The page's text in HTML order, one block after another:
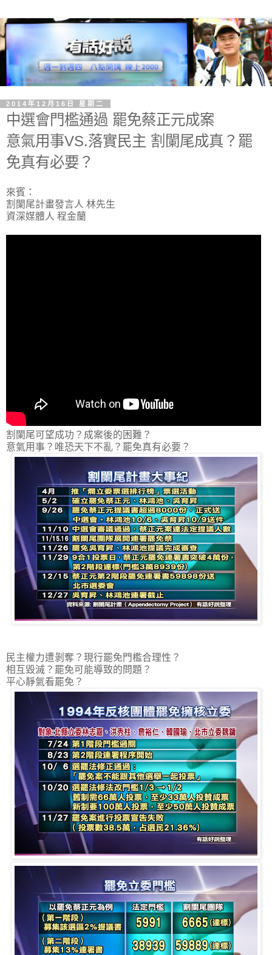
2014年12月16日 星期二
中選會門檻通過 罷免蔡正元成案
意氣用事VS.落實民主 割闌尾成真？罷
免真有必要？
來賓：
割闌尾計畫發言人 林先生
資深媒體人 程金蘭
割闌尾可望成功？成案後的困難？
意氣用事？唯恐天下不亂？罷免真有必要？
民主權力遭剝奪？現行罷免門檻合理性？
相互毀滅？罷免可能導致的問題？
平心靜氣看罷免？